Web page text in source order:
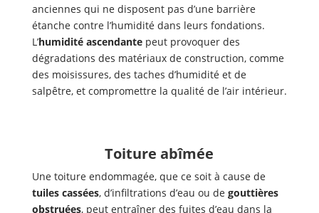
anciennes qui ne disposent pas d’une barrière
étanche contre l’humidité dans leurs fondations.
L’humidité ascendantepeut provoquer des
dégradations des matériaux de construction, comme
des moisissures, des taches d’humidité et de
salpêtre, et compromettre la qualité de l’air intérieur.
Toiture abîmée
Une toiture endommagée, que ce soit à cause de
tuiles cassées, d’infiltrations d’eau ou de gouttières
obstruées, peut entraîner des fuites d’eau dans la